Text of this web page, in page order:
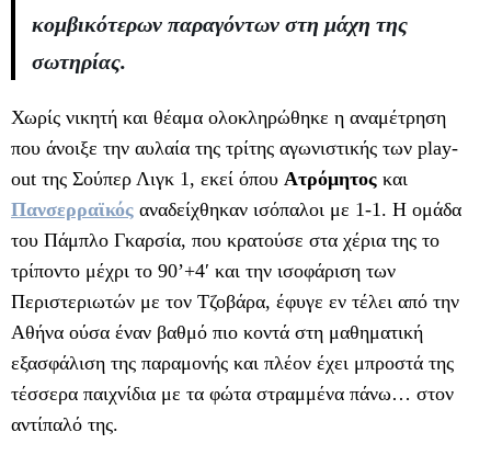
κομβικότερων παραγόντων στη μάχη της
σωτηρίας.
Χωρίς νικητή και θέαμα ολοκληρώθηκε η αναμέτρηση
που άνοιξε την αυλαία της τρίτης αγωνιστικής των play-
out της Σούπερ Λιγκ 1, εκεί όπου Ατρόμητος και
Πανσερραϊκός αναδείχθηκαν ισόπαλοι με 1-1. Η ομάδα
του Πάμπλο Γκαρσία, που κρατούσε στα χέρια της το
τρίποντο μέχρι το 90’+4′ και την ισοφάριση των
Περιστεριωτών με τον Τζοβάρα, έφυγε εν τέλει από την
Αθήνα ούσα έναν βαθμό πιο κοντά στη μαθηματική
εξασφάλιση της παραμονής και πλέον έχει μπροστά της
τέσσερα παιχνίδια με τα φώτα στραμμένα πάνω… στον
αντίπαλό της.